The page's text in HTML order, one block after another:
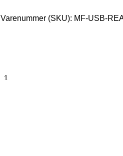
Varenummer (SKU): MF-USB-